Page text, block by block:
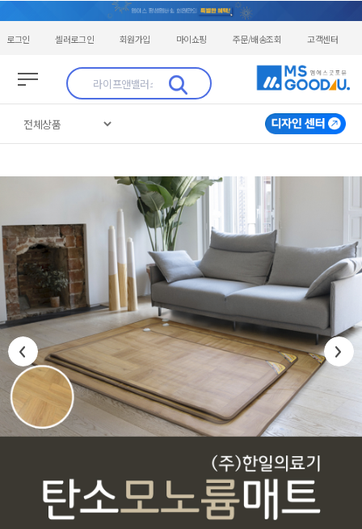
로그인 셀러로그인 회원가입 마이쇼핑 주문/배송조회 고객센터